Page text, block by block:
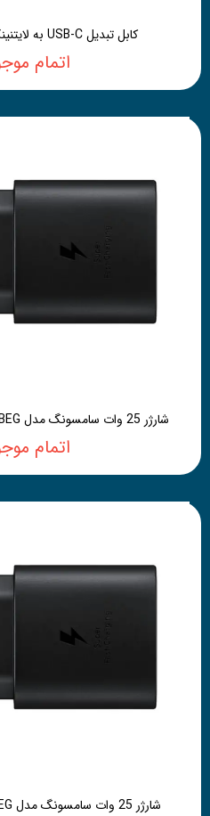
کابل تبدیل USB-C به لایتنینگ اپل به طول 1 متر
اتمام
شارژر 25 وات سامسونگ مدل EP-TA800NBEG (کپی AAA)
اتمام
شارژر 25 وات سامسونگ مدل EP-TA800NBEG (کپی A)